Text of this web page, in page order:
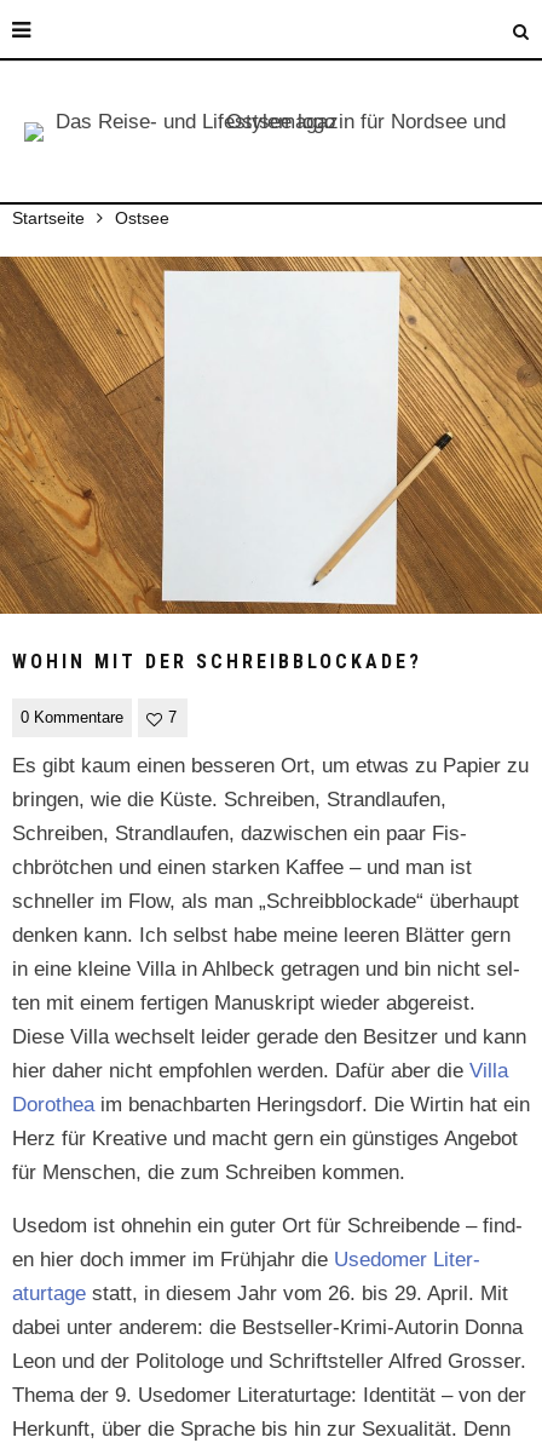
Startseite Ostsee
WOHIN MIT DER SCHREIBBLOCKADE?
0 Kommentare 7
Es gibt kaum einen besseren Ort, um etwas zu Papi­er zu
brin­gen, wie die Küste. Schreiben, Strand­laufen,
Schreiben, Strand­laufen, dazwis­chen ein paar Fis­
chbrötchen und einen starken Kaf­fee – und man ist
schneller im Flow, als man „Schreib­block­ade“ über­haupt
denken kann. Ich selb­st habe meine leeren Blät­ter gern
in eine kleine Vil­la in Ahlbeck getra­gen und bin nicht sel­
ten mit einem fer­ti­gen Manuskript wieder abgereist.
Diese Vil­la wech­selt lei­der ger­ade den Besitzer und kann
hier daher nicht emp­fohlen wer­den. Dafür aber die Vil­la
Dorotheaim benach­barten Her­ings­dorf. Die Wirtin hat ein
Herz für Kreative und macht gern ein gün­stiges Ange­bot
für Men­schen, die zum Schreiben kommen.
Use­dom ist ohne­hin ein guter Ort für Schreibende – find­
en hier doch immer im Früh­jahr die Use­domer Lit­er­
aturtage statt, in diesem Jahr vom 26. bis 29. April. Mit
dabei unter anderem: die Best­seller-Kri­mi-Autorin Don­na
Leon und der Poli­tologe und Schrift­steller Alfred Gross­er.
The­ma der 9. Use­domer Lit­er­aturtage: Iden­tität – von der
Herkun­ft, über die Sprache bis hin zur Sex­u­al­ität. Denn